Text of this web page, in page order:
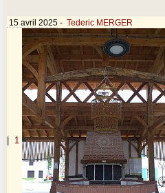
15 avril 2025 - Tederic MERGER
1